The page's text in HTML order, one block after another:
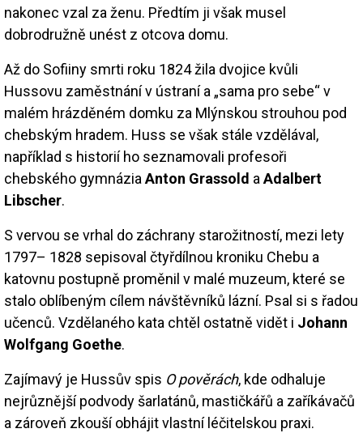
nakonec vzal za ženu. Předtím ji však musel
dobrodružně unést z otcova domu.
Až do Sofiiny smrti roku 1824 žila dvojice kvůli
Hussovu zaměstnání v ústraní a „sama pro sebe“ v
malém hrázděném domku za Mlýnskou strouhou pod
chebským hradem. Huss se však stále vzdělával,
například s historií ho seznamovali profesoři
chebského gymnázia Anton Grassold a Adalbert
Libscher.
S vervou se vrhal do záchrany starožitností, mezi lety
1797– 1828 sepisoval čtyřdílnou kroniku Chebu a
katovnu postupně proměnil v malé muzeum, které se
stalo oblíbeným cílem návštěvníků lázní. Psal si s řadou
učenců. Vzdělaného kata chtěl ostatně vidět i Johann
Wolfgang Goethe.
Zajímavý je Hussův spis O pověrách, kde odhaluje
nejrůznější podvody šarlatánů, mastičkářů a zaříkávačů
a zároveň zkouší obhájit vlastní léčitelskou praxi.